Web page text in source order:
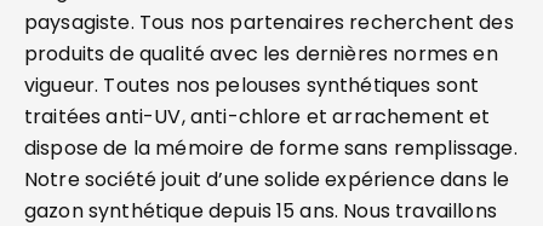
paysagiste. Tous nos partenaires recherchent des
produits de qualité avec les dernières normes en
vigueur. Toutes nos pelouses synthétiques sont
traitées anti-UV, anti-chlore et arrachement et
dispose de la mémoire de forme sans remplissage.
Notre société jouit d’une solide expérience dans le
gazon synthétique depuis 15 ans. Nous travaillons